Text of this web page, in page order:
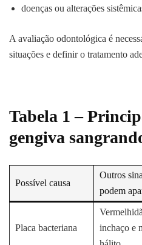
doenças ou alterações
A avaliação odontológica é
situações e definir o tratamento
Tabela 1 –
gengiva
Possível causa
Outros
podem
Placa bacteriana
inchaço e